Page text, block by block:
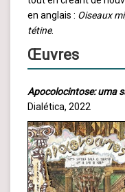
en anglais : Oiseaux
tétine.
Œuvres
Apocolocintose: uma
Dialética, 2022